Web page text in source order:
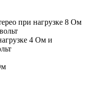
при нагрузке 8 Ом
4 Ом и